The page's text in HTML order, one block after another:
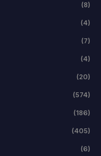
(8)
(4)
(7)
(4)
(20)
(574)
(186)
(405)
(6)